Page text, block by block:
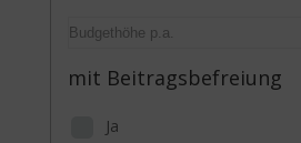
mit Beitragsbefreiung
Ja